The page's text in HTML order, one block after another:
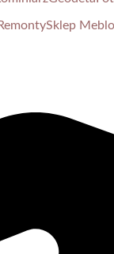
RemontySklep